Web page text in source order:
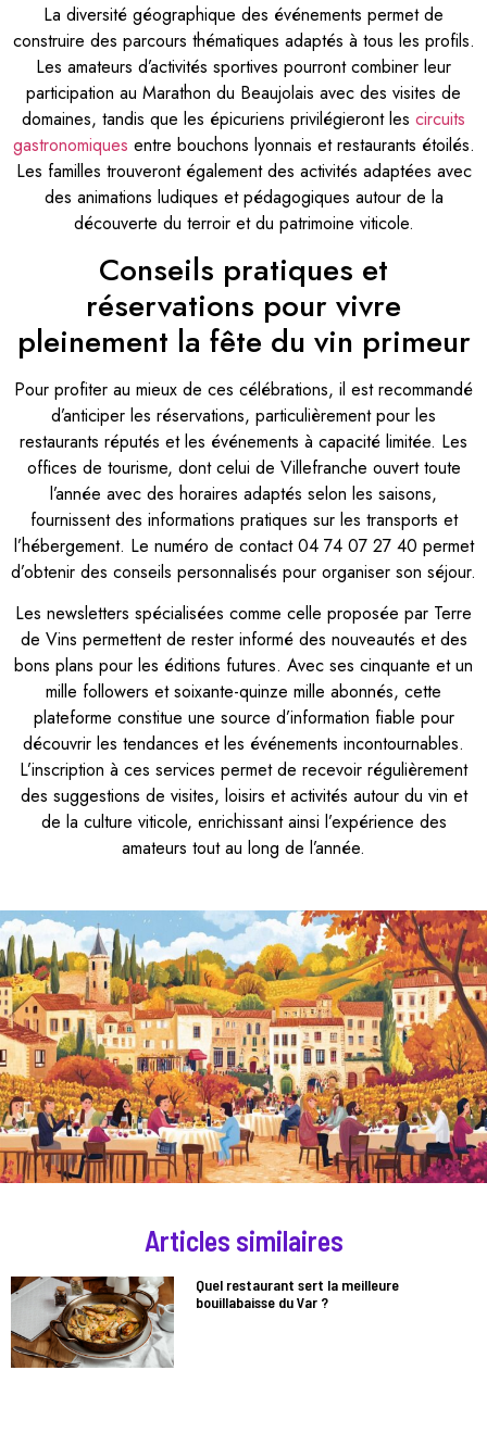
La diversité géographique des événements permet de
construire des parcours thématiques adaptés à tous les profils.
Les amateurs d’activités sportives pourront combiner leur
participation au Marathon du Beaujolais avec des visites de
domaines, tandis que les épicuriens privilégieront les circuits
gastronomiques entre bouchons lyonnais et restaurants étoilés.
Les familles trouveront également des activités adaptées avec
des animations ludiques et pédagogiques autour de la
découverte du terroir et du patrimoine viticole.
Conseils pratiques et
réservations pour vivre
pleinement la fête du vin primeur
Pour profiter au mieux de ces célébrations, il est recommandé
d’anticiper les réservations, particulièrement pour les
restaurants réputés et les événements à capacité limitée. Les
offices de tourisme, dont celui de Villefranche ouvert toute
l’année avec des horaires adaptés selon les saisons,
fournissent des informations pratiques sur les transports et
l’hébergement. Le numéro de contact 04 74 07 27 40 permet
d’obtenir des conseils personnalisés pour organiser son séjour.
Les newsletters spécialisées comme celle proposée par Terre
de Vins permettent de rester informé des nouveautés et des
bons plans pour les éditions futures. Avec ses cinquante et un
mille followers et soixante-quinze mille abonnés, cette
plateforme constitue une source d’information fiable pour
découvrir les tendances et les événements incontournables.
L’inscription à ces services permet de recevoir régulièrement
des suggestions de visites, loisirs et activités autour du vin et
de la culture viticole, enrichissant ainsi l’expérience des
amateurs tout au long de l’année.
Articles similaires
Quel restaurant sert la meilleure
bouillabaisse du Var ?